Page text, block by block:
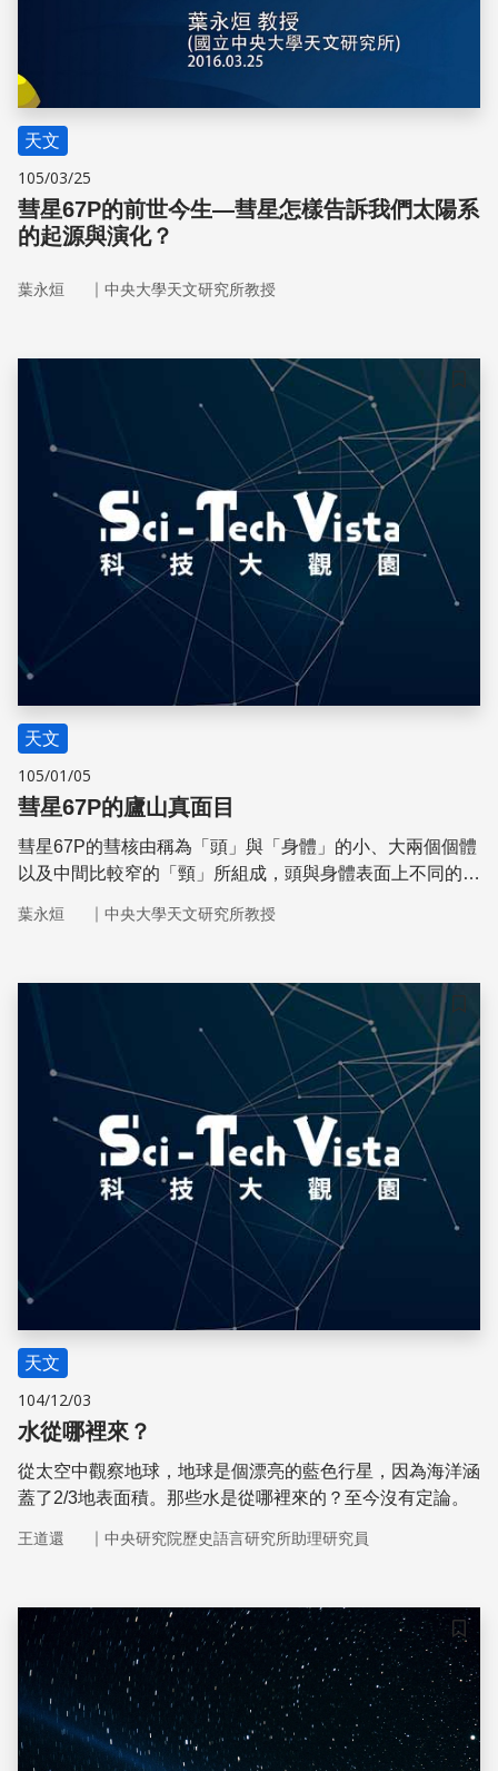
天文
105/03/25
彗星67P的前世今生—彗星怎樣告訴我們太陽系
的起源與演化？
葉永烜 ｜ 中央大學天文研究所教授
儲存
天文
105/01/05
彗星67P的廬山真面目
彗星67P的彗核由稱為「頭」與「身體」的小、大兩個個體
以及中間比較窄的「頸」所組成，頭與身體表面上不同的地
葉永烜 ｜ 中央大學天文研究所教授
儲存
天文
104/12/03
水從哪裡來？
從太空中觀察地球，地球是個漂亮的藍色行星，因為海洋涵
蓋了2/3地表面積。那些水是從哪裡來的？至今沒有定論。
王道還 ｜ 中央研究院歷史語言研究所助理研究員
儲存